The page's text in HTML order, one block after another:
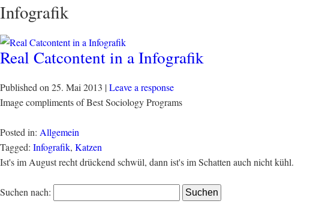
Infografik
Real Catcontent in a Infografik
Published on 25. Mai 2013 |Leave a response
Image compliments of Best Sociology Programs
Posted in: Allgemein
Tagged: Infografik, Katzen
Ist's im August recht drückend schwül, dann ist's im Schatten auch nicht kühl.
Suchen nach: